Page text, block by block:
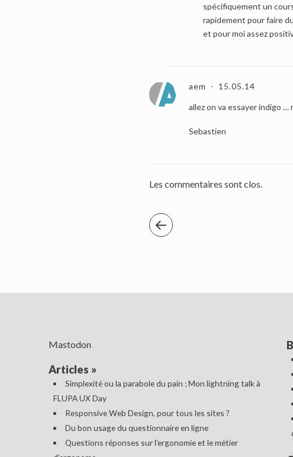
spécifiquement un
rapidement pour faire
et pour moi assez
aem 15.05.14
allez on va essayer indigo …
Sebastien
Les commentaires sont clos.
Mastodon
Articles »
Simplexité ou la parabole du pain ; Mon lightning talk à
FLUPA UX Day
Responsive Web Design, pour tous les sites ?
Du bon usage du questionnaire en ligne
Questions réponses sur l’ergonomie et le métier